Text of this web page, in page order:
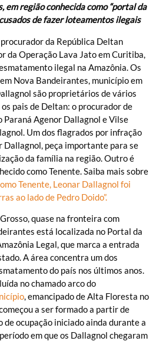
em região conhecida como “portal da
de fazer loteamentos ilegais
da República Deltan
da Operação Lava Jato em Curitiba,
ilegal na Amazônia. Os
Nova Bandeirantes, município em
são proprietários de vários
pais de Deltan: o procurador de
Paraná Agenor Dallagnol e Vilse
Um dos flagrados por infração
Dallagnol, peça importante para se
da família na região. Outro é
como Tenente. Saiba mais sobre
Tenente, Leonar Dallagnol foi
ao lado de Pedro Doido”.
quase na fronteira com
está localizada no Portal da
Legal, que marca a entrada
A área concentra um dos
do país nos últimos anos.
no chamado arco do
, emancipado de Alta Floresta no
a ser formado a partir de
de ocupação iniciado ainda durante a
em que os Dallagnol chegaram